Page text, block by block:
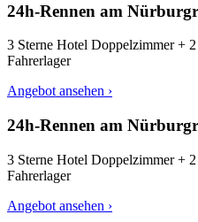
24h-Rennen am
3 Sterne Hotel Doppelzimmer +
Fahrerlager
Angebot ansehen ›
24h-Rennen am
3 Sterne Hotel Doppelzimmer +
Fahrerlager
Angebot ansehen ›